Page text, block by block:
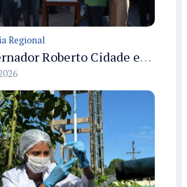
Regional
Governador Roberto Cidade entrega readequação do ambulatório da FCecon e amplia capacidade de atendimento oncológico em Manaus